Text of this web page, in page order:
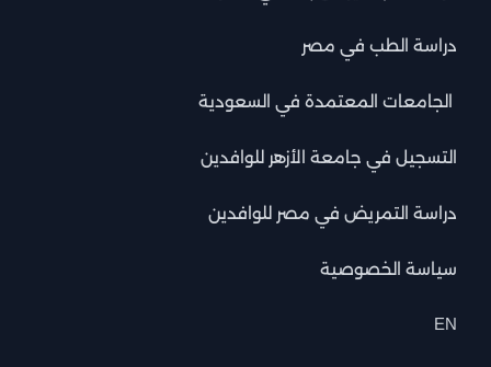
دراسة الطب في مصر
الجامعات المعتمدة في السعودية
التسجيل في جامعة الأزهر للوافدين
دراسة التمريض في مصر للوافدين
سياسة الخصوصية
EN